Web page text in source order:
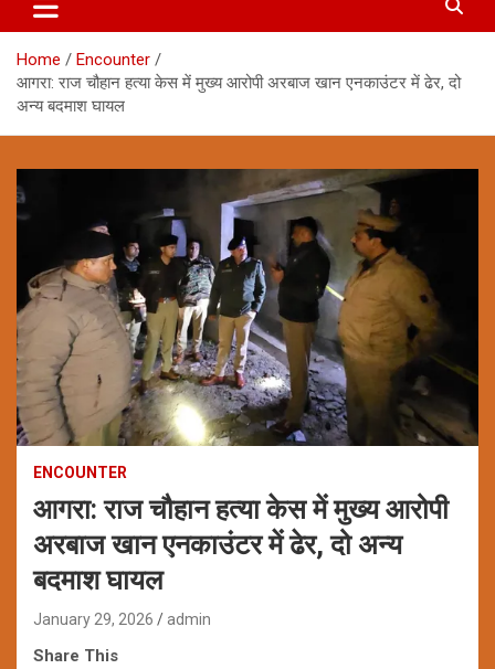
Home
Encounter
आगरा: राज चौहान हत्या केस में मुख्य आरोपी अरबाज खान एनकाउंटर में ढेर, दो
अन्य बदमाश घायल
ENCOUNTER
आगरा: राज चौहान हत्या केस में मुख्य आरोपी
अरबाज खान एनकाउंटर में ढेर, दो अन्य
बदमाश घायल
January 29, 2026 admin
Share This